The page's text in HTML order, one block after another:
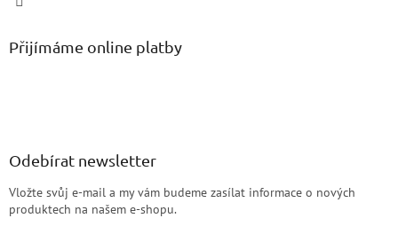
Přijímáme online platby
Odebírat newsletter
Vložte svůj e-mail a my vám budeme zasílat informace o nových
produktech na našem e-shopu.